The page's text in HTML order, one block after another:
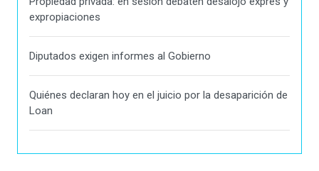
expropiaciones
Diputados exigen informes al Gobierno
Quiénes declaran hoy en el juicio por la desaparición de
Loan